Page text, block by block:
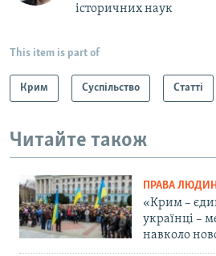
історичних наук
This item is part of
Крим Суспільство Статті
Читайте також
ПРАВА
«Крим –
українці –
навколо